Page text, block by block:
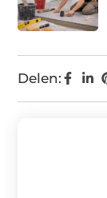
Delen: